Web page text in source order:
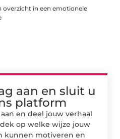
overzicht in een emotionele
aan en sluit u
platform
en deel jouw verhaal
op welke wijze jouw
kunnen motiveren en